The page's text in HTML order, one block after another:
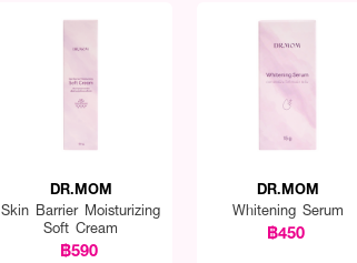
DR.MOM
Skin Barrier Moisturizing
Soft Cream
฿590
DR.MOM
Whitening Serum
฿450